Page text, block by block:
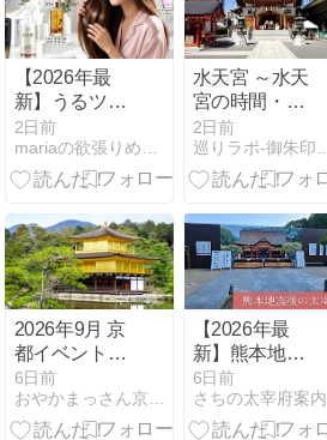
【2026年最
新】うるツヤ
美髪へ導く💖
おすすめトリ
ートメント人
TOP5！サロ
ン専売品から
話題のオイル
まで徹底解説
✨
2日前
水天宮 ～水天
宮の時間・住
所・御朱印な
ど簡単な紹介
～
2日前
2026年9月 京
都イベントカ
レンダー
6日前
おやかまっさん京都〜古都の散歩道〜
【2026年最
新】熊本地震
後の太宰府天
満宮は大丈
夫？現地確認
6日前